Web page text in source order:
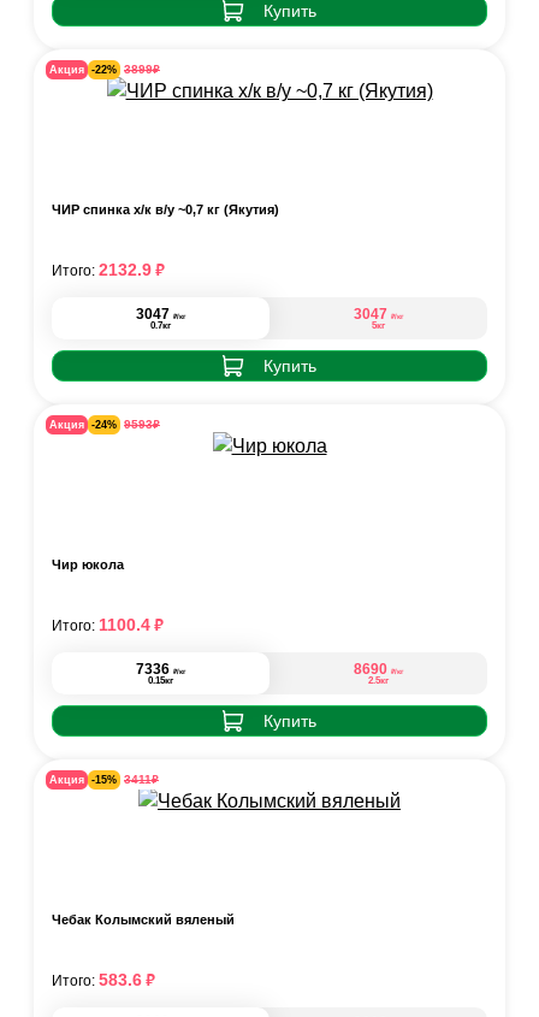
Купить
Акция -22% 3899₽
ЧИР спинка х/к в/у ~0,7 кг (Якутия)
3047 ₽/кг
0.7кг
3047 ₽/кг
5кг
Купить
Итого: 2132.9₽
Акция -24% 9593₽
Чир юкола
7336 ₽/кг
0.15кг
8690 ₽/кг
2.5кг
Купить
Итого: 1100.4₽
Акция -15% 3411₽
Чебак Колымский вяленый
Итого: 583.6₽